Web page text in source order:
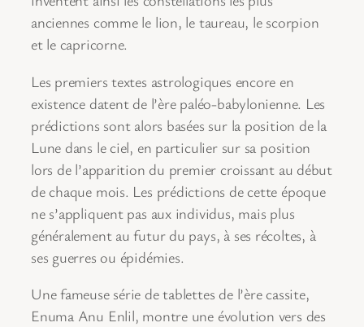
anciennes comme le lion, le taureau, le scorpion
et le capricorne.
Les premiers textes astrologiques encore en
existence datent de l’ère paléo-babylonienne. Les
prédictions sont alors basées sur la position de la
Lune dans le ciel, en particulier sur sa position
lors de l’apparition du premier croissant au début
de chaque mois. Les prédictions de cette époque
ne s’appliquent pas aux individus, mais plus
généralement au futur du pays, à ses récoltes, à
ses guerres ou épidémies.
Une fameuse série de tablettes de l’ère cassite,
Enuma Anu Enlil, montre une évolution vers des